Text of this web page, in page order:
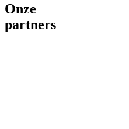
Onze
partners